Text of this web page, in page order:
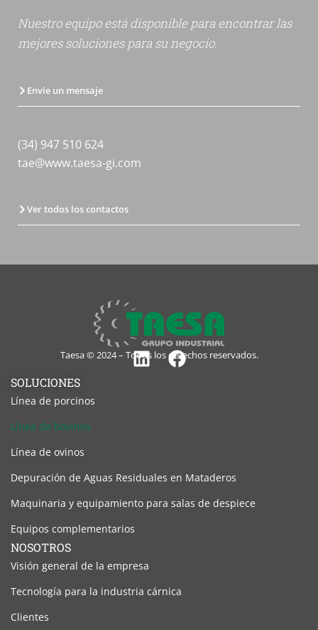
Nuestro equipo está disponible para encontrar las
mejores soluciones para su negocio.
Envie un mensaje
(34) 947 510 624
tae@www.taesa-gi.com
Ver todos los contactos
Taesa © 2024 – Todos los derechos reservados.
SOLUCIONES
Línea de porcinos
Línea de bovinos
Línea de ovinos
Depuración de Aguas Residuales en Mataderos
Maquinaria y equipamiento para salas de despiece
Equipos complementarios
NOSOTROS
Visión general de la empresa
Tecnología para la industria cárnica
Clientes